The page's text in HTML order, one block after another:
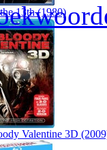
13th (1980)
Valentine 3D